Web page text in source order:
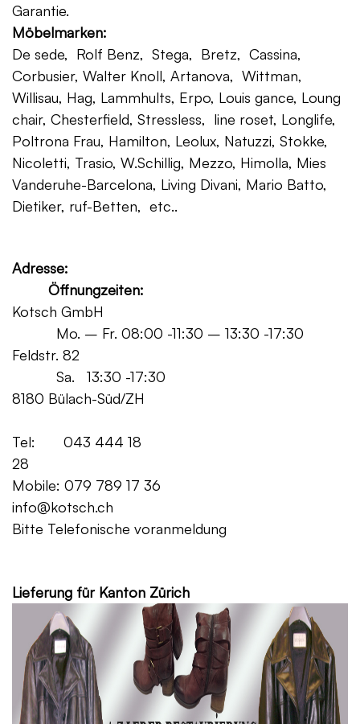
Garantie.
Möbelmarken:
De sede, Rolf Benz, Stega, Bretz, Cassina,
Corbusier, Walter Knoll, Artanova, Wittman,
Willisau, Hag, Lammhults, Erpo, Louis gance, Loung
chair, Chesterfield, Stressless, line roset, Longlife,
Poltrona Frau, Hamilton, Leolux, Natuzzi, Stokke,
Nicoletti, Trasio, W.Schillig, Mezzo, Himolla, Mies
Vanderuhe-Barcelona, Living Divani, Mario Batto,
Dietiker, ruf-Betten, etc..
Adresse:
Öffnungzeiten:
Kotsch GmbH
Mo. – Fr. 08:00 -11:30 – 13:30 -17:30
Feldstr. 82
Sa. 13:30 -17:30
8180 Bülach-Süd/ZH
Tel: 043 444 18
28
Mobile: 079 789 17 36
info@kotsch.ch
Bitte Telefonische voranmeldung
Lieferung für Kanton Zürich